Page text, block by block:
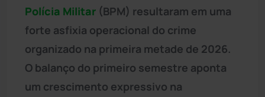
Polícia Militar (BPM) resultaram em uma
forte asfixia operacional do crime
organizado na primeira metade de 2026.
O balanço do primeiro semestre aponta
um crescimento expressivo na